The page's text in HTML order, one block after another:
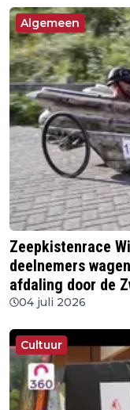
Algemeen
Zeepkistenrace
deelnemers
afdaling door de
04 juli 2026
Cultuur